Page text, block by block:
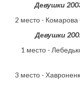
Девушки
2 место -
Девушки
1 место -
3 место -